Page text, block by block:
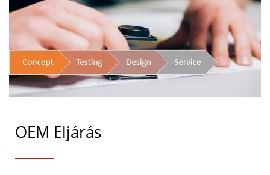
OEM Eljárás